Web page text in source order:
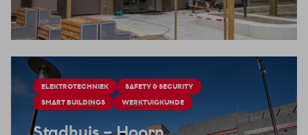
ELEKTROTECHNIEK
SAFETY & SECURITY
SMART BUILDINGS
WERKTUIGKUNDE